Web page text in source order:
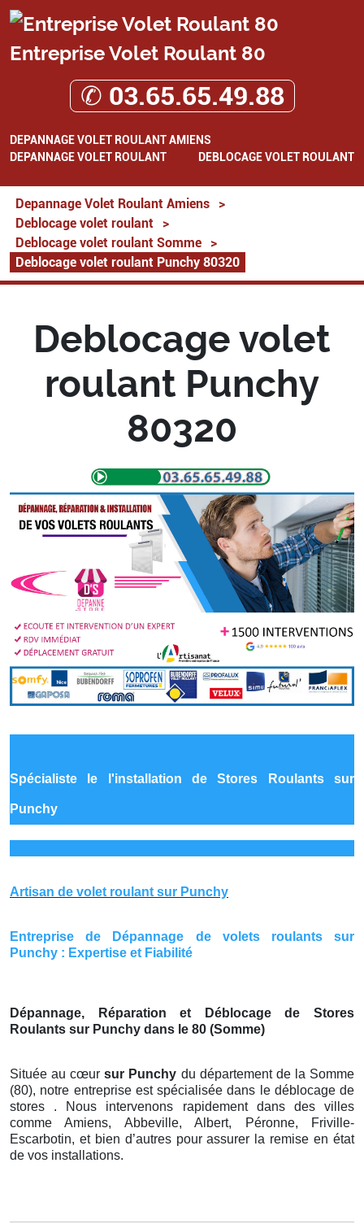
Entreprise Volet Roulant 80
✆ 03.65.65.49.88
DEPANNAGE VOLET ROULANT AMIENS
DEPANNAGE VOLET ROULANT
DEBLOCAGE VOLET ROULANT
Depannage Volet Roulant Amiens
>
Deblocage volet roulant
>
Deblocage volet roulant Somme
>
Deblocage volet roulant Punchy 80320
Deblocage volet
roulant Punchy
80320
Spécialiste le l'installation de Stores Roulants sur
Punchy
Artisan de volet roulant sur Punchy
Entreprise de Dépannage de volets roulants sur
Punchy : Expertise et Fiabilité
Dépannage, Réparation et Déblocage de Stores
Roulants sur Punchy dans le 80 (Somme)
Située au cœursur Punchy du département de la Somme
(80), notre entreprise est spécialisée dans le déblocage de
stores . Nous intervenons rapidement dans des villes
comme Amiens, Abbeville, Albert, Péronne, Friville-
Escarbotin, et bien d’autres pour assurer la remise en état
de vos installations.